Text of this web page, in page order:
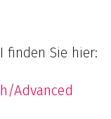
finden Sie hier:
Advanced